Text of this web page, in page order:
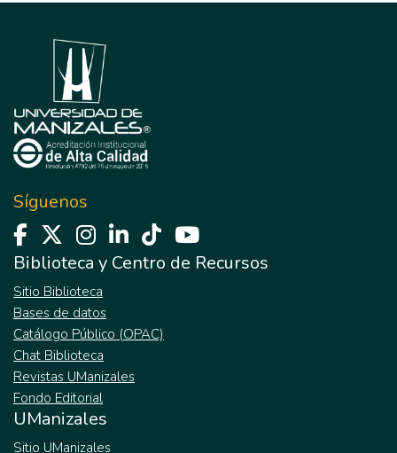
Síguenos
Biblioteca y Centro de Recursos
Sitio Biblioteca
Bases de datos
Catálogo Público (OPAC)
Chat Biblioteca
Revistas UManizales
Fondo Editorial
UManizales
Sitio UManizales